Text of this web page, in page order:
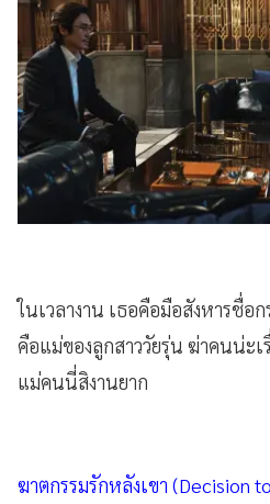
ในเวลางาน เธอคือมือสังหารชื่
คือแม่ของลูกสาววัยรุ่น ฆ่าคนน่ะ
แม่คนนี่สิงานยาก
ฆาตกรรมรักหลังเขา (Decision